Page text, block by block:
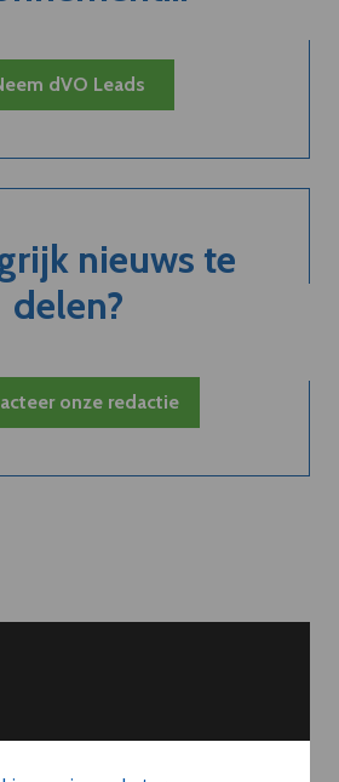
dVO Leads
nieuws te
delen?
onze redactie